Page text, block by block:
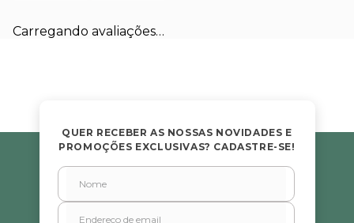
Carregando avaliações…
QUER RECEBER AS NOSSAS NOVIDADES E
PROMOÇÕES EXCLUSIVAS? CADASTRE-SE!